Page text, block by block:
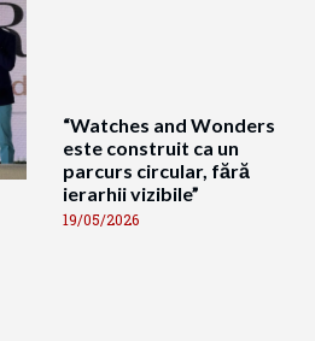
“Watches and Wonders
este construit ca un
parcurs circular, fără
ierarhii vizibile”
19/05/2026